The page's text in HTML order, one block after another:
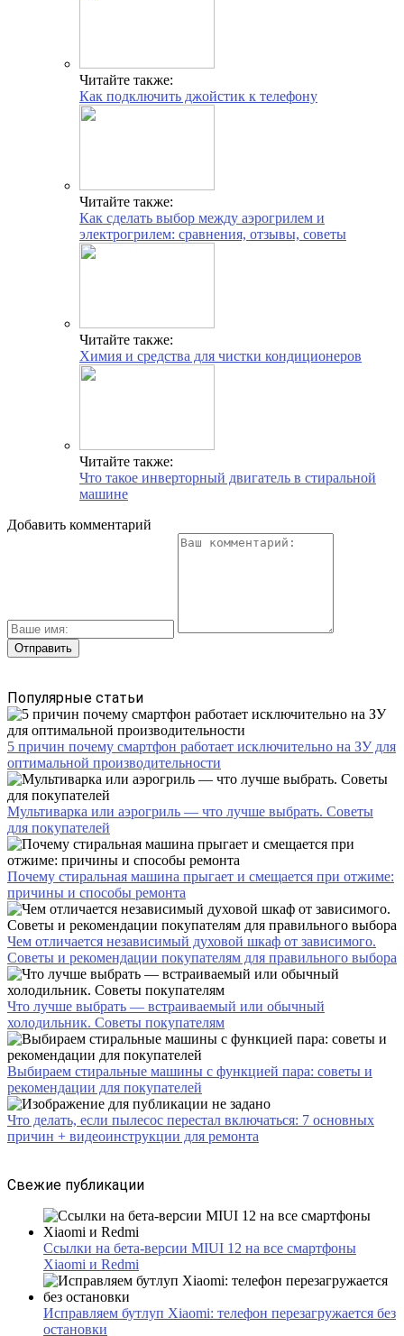
Читайте также:
Как подключить джойстик к телефону
Читайте также:
Как сделать выбор между аэрогрилем и
электрогрилем: сравнения, отзывы, советы
Читайте также:
Химия и средства для чистки кондиционеров
Читайте также:
Что такое инверторный двигатель в стиральной
машине
Добавить комментарий
Популярные статьи
5 причин почему смартфон работает исключительно на ЗУ для
оптимальной производительности
Мультиварка или аэрогриль — что лучше выбрать. Советы
для покупателей
Почему стиральная машина прыгает и смещается при отжиме:
причины и способы ремонта
Чем отличается независимый духовой шкаф от зависимого.
Советы и рекомендации покупателям для правильного выбора
Что лучше выбрать — встраиваемый или обычный
холодильник. Советы покупателям
Выбираем стиральные машины с функцией пара: советы и
рекомендации для покупателей
Что делать, если пылесос перестал включаться: 7 основных
причин + видеоинструкции для ремонта
Свежие публикации
Ссылки на бета-версии MIUI 12 на все смартфоны
Xiaomi и Redmi
Исправляем бутлуп Xiaomi: телефон перезагружается без
остановки